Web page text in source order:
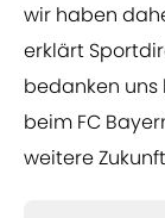
wir haben
erklärt
bedanken uns
beim FC
weitere